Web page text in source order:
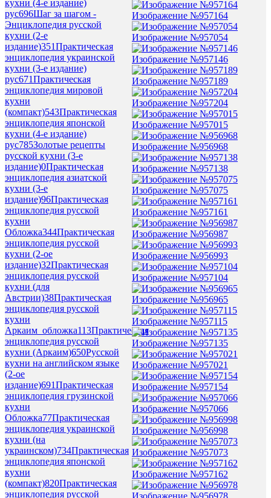
кухни (4-е издание)
рус696Шаг за шагом -
Энциклопедия русской
кухни (2-е
издание)351Практическая
энциклопедия украинской
кухни (3-е издание)
рус671Практическая
энциклопедия мировой
кухни
(компакт)543Практическая
энциклопедия японской
кухни (4-е издание)
рус785Золотые рецепты
русской кухни (3-е
издание)0Практическая
энциклопедия азиатской
кухни (3-е
издание)96Практическая
энциклопедия русской
кухни
Обложка344Практическая
энциклопедия русской
кухни (2-ое
издание)32Практическая
энциклопедия русской
кухни (для
Австрии)38Практическая
энциклопедия русской
кухни
Аркаим_обложка113Практическая
энциклопедия русской
кухни (Аркаим)650Русской
кухни на английском языке
(2-ое
издание)691Практическая
энциклопедия грузинской
кухни
Обложка77Практическая
энциклопедия украинской
кухни (на
украинском)734Практическая
энциклопедия японской
кухни
(компакт)820Практическая
энциклопедия русской
Изображение №957164
Изображение №957054
Изображение №957146
Изображение №957189
Изображение №957204
Изображение №957015
Изображение №956968
Изображение №957138
Изображение №957075
Изображение №957161
Изображение №956987
Изображение №956993
Изображение №957104
Изображение №956965
Изображение №957115
Изображение №957135
Изображение №957021
Изображение №957154
Изображение №957066
Изображение №956998
Изображение №957073
Изображение №957162
Изображение №956978